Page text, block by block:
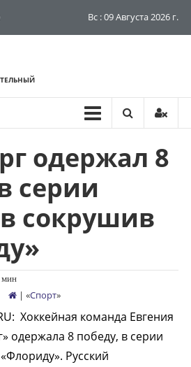
Вс : 09 Августа 2026 г.
одержал 8
серии
сокрушив
мин
| «Спорт»
Хоккейная команда Евгения
одержала 8 победу, в серии
Русский